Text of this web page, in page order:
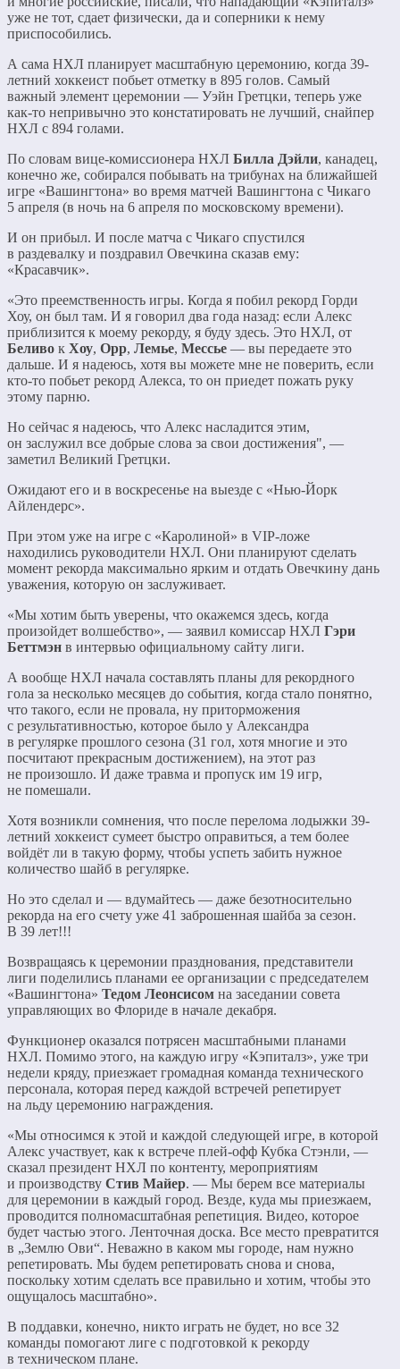
уже не тот, сдает физически, да и соперники к нему
приспособились.
А сама НХЛ планирует масштабную церемонию, когда 39-
летний хоккеист побьет отметку в 895 голов. Самый
важный элемент церемонии — Уэйн Гретцки, теперь уже
как-то непривычно это констатировать не лучший, снайпер
НХЛ с 894 голами.
По словам вице-комиссионера НХЛ Билла Дэйли, канадец,
конечно же, собирался побывать на трибунах на ближайшей
игре «Вашингтона» во время матчей Вашингтона с Чикаго
5 апреля (в ночь на 6 апреля по московскому времени).
И он прибыл. И после матча с Чикаго спустился
в раздевалку и поздравил Овечкина сказав ему:
«Красавчик».
«Это преемственность игры. Когда я побил рекорд Горди
Хоу, он был там. И я говорил два года назад: если Алекс
приблизится к моему рекорду, я буду здесь. Это НХЛ, от
Беливо к Хоу, Орр, Лемье, Мессье — вы передаете это
дальше. И я надеюсь, хотя вы можете мне не поверить, если
кто-то побьет рекорд Алекса, то он приедет пожать руку
этому парню.
Но сейчас я надеюсь, что Алекс насладится этим,
он заслужил все добрые слова за свои достижения", —
заметил Великий Гретцки.
Ожидают его и в воскресенье на выезде с «Нью-Йорк
Айлендерс».
При этом уже на игре с «Каролиной» в VIP-ложе
находились руководители НХЛ. Они планируют сделать
момент рекорда максимально ярким и отдать Овечкину дань
уважения, которую он заслуживает.
«Мы хотим быть уверены, что окажемся здесь, когда
произойдет волшебство», — заявил комиссар НХЛ Гэри
Беттмэн в интервью официальному сайту лиги.
А вообще НХЛ начала составлять планы для рекордного
гола за несколько месяцев до события, когда стало понятно,
что такого, если не провала, ну приторможения
с результативностью, которое было у Александра
в регулярке прошлого сезона (31 гол, хотя многие и это
посчитают прекрасным достижением), на этот раз
не произошло. И даже травма и пропуск им 19 игр,
не помешали.
Хотя возникли сомнения, что после перелома лодыжки 39-
летний хоккеист сумеет быстро оправиться, а тем более
войдёт ли в такую форму, чтобы успеть забить нужное
количество шайб в регулярке.
Но это сделал и — вдумайтесь — даже безотносительно
рекорда на его счету уже 41 заброшенная шайба за сезон.
В 39 лет!!!
Возвращаясь к церемонии празднования, представители
лиги поделились планами ее организации с председателем
«Вашингтона» Тедом Леонсисом на заседании совета
управляющих во Флориде в начале декабря.
Функционер оказался потрясен масштабными планами
НХЛ. Помимо этого, на каждую игру «Кэпиталз», уже три
недели кряду, приезжает громадная команда технического
персонала, которая перед каждой встречей репетирует
на льду церемонию награждения.
«Мы относимся к этой и каждой следующей игре, в которой
Алекс участвует, как к встрече плей-офф Кубка Стэнли, —
сказал президент НХЛ по контенту, мероприятиям
и производству Стив Майер. — Мы берем все материалы
для церемонии в каждый город. Везде, куда мы приезжаем,
проводится полномасштабная репетиция. Видео, которое
будет частью этого. Ленточная доска. Все место превратится
в „Землю Ови“. Неважно в каком мы городе, нам нужно
репетировать. Мы будем репетировать снова и снова,
поскольку хотим сделать все правильно и хотим, чтобы это
ощущалось масштабно».
В поддавки, конечно, никто играть не будет, но все 32
команды помогают лиге с подготовкой к рекорду
в техническом плане.